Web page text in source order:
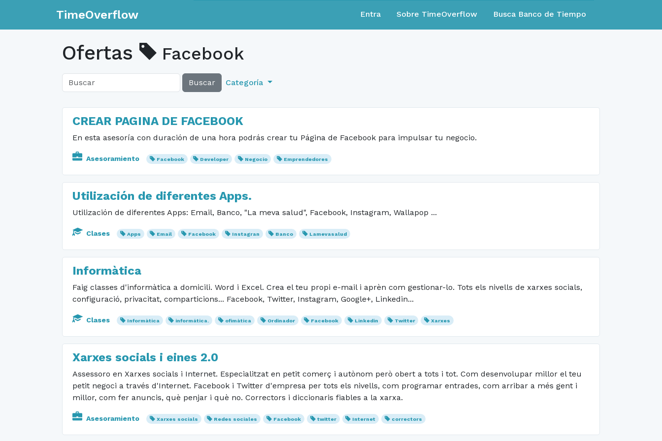
TimeOverflow Entra Sobre TimeOverflow Busca Banco de Tiempo
Ofertas Facebook
Buscar Categoría
CREAR PAGINA DE FACEBOOK
En esta asesoría con duración de una hora podrás crear tu Página de Facebook para impulsar tu negocio.
Asesoramiento Facebook Developer Negocio Emprendedores
Utilización de diferentes Apps.
Utilización de diferentes Apps: Email, Banco, "La meva salud", Facebook, Instagram, Wallapop ...
Clases Apps Email Facebook Instagran Banco Lamevasalud
Informàtica
Faig classes d'informàtica a domicili. Word i Excel. Crea el teu propi e-mail i aprèn com gestionar-lo. Tots els nivells de xarxes socials,
configuració, privacitat, comparticions... Facebook, Twitter, Instagram, Google+, Linkedin...
Clases Informàtica informática. ofimàtica Ordinador Facebook Linkedin Twitter Xarxes
Xarxes socials i eines 2.0
Assessoro en Xarxes socials i Internet. Especialitzat en petit comerç i autònom però obert a tots i tot. Com desenvolupar millor el teu
petit negoci a través d'Internet. Facebook i Twitter d'empresa per tots els nivells, com programar entrades, com arribar a més gent i
millor, com fer anuncis, què penjar i què no. Correctors i diccionaris fiables a la xarxa.
Asesoramiento Xarxes socials Redes sociales Facebook twitter Internet correctors